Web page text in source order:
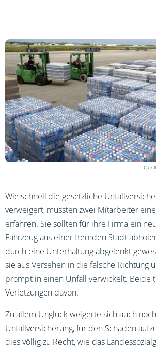
Wie schnell die gesetzliche
verweigert, mussten zwei Mitarbeiter
erfahren. Sie sollten für ihre Firma ein
Fahrzeug aus einer fremden Stadt
durch eine Unterhaltung abgelenkt
sie aus Versehen in die falsche Richtung
prompt in einen Unfall verwickelt. Beide
Verletzungen davon.
Zu allem Unglück weigerte sich auch
Unfallversicherung, für den Schaden
dies völlig zu Recht, wie das